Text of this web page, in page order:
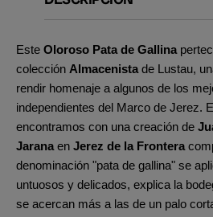
Este Oloroso Pata de Gallina
colección Almacenista de Lustau,
rendir homenaje a algunos de los
independientes del Marco de Jerez.
encontramos con una creación de
Jarana en Jerez de la Frontera
denominación "pata de gallina" se
untuosos y delicados, explica la
se acercan más a las de un palo